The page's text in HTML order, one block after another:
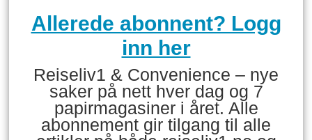
Allerede abonnent? Logg
inn her
Reiseliv1 & Convenience – nye
saker på nett hver dag og 7
papirmagasiner i året. Alle
abonnement gir tilgang til alle